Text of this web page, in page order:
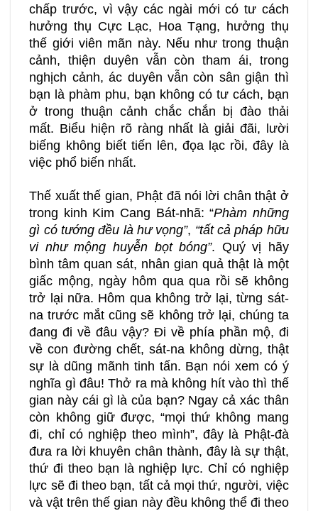
chấp trước, vì vậy các ngài mới có tư cách
hưởng thụ Cực Lạc, Hoa Tạng, hưởng thụ
thế giới viên mãn này. Nếu như trong thuận
cảnh, thiện duyên vẫn còn tham ái, trong
nghịch cảnh, ác duyên vẫn còn sân giận thì
bạn là phàm phu, bạn không có tư cách, bạn
ở trong thuận cảnh chắc chắn bị đào thải
mất. Biểu hiện rõ ràng nhất là giải đãi, lười
biếng không biết tiến lên, đọa lạc rồi, đây là
việc phổ biến nhất.
Thế xuất thế gian, Phật đã nói lời chân thật ở
trong kinh Kim Cang Bát-nhã: “Phàm những
gì có tướng đều là hư vọng”, “tất cả pháp hữu
vi như mộng huyễn bọt bóng”. Quý vị hãy
bình tâm quan sát, nhân gian quả thật là một
giấc mộng, ngày hôm qua qua rồi sẽ không
trở lại nữa. Hôm qua không trở lại, từng sát-
na trước mắt cũng sẽ không trở lại, chúng ta
đang đi về đâu vậy? Đi về phía phần mộ, đi
về con đường chết, sát-na không dừng, thật
sự là dũng mãnh tinh tấn. Bạn nói xem có ý
nghĩa gì đâu! Thở ra mà không hít vào thì thế
gian này cái gì là của bạn? Ngay cả xác thân
còn không giữ được, “mọi thứ không mang
đi, chỉ có nghiệp theo mình”, đây là Phật-đà
đưa ra lời khuyên chân thành, đây là sự thật,
thứ đi theo bạn là nghiệp lực. Chỉ có nghiệp
lực sẽ đi theo bạn, tất cả mọi thứ, người, việc
và vật trên thế gian này đều không thể đi theo